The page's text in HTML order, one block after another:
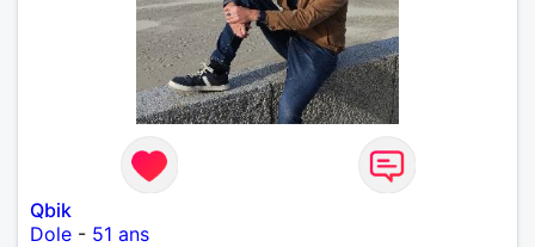
Qbik
Dole - 51 ans